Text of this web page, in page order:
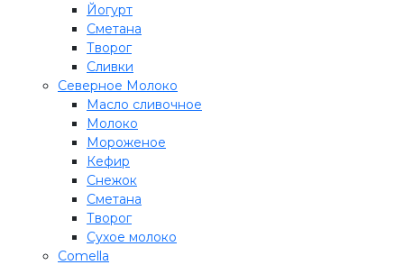
Йогурт
Сметана
Творог
Сливки
Северное Молоко
Масло сливочное
Молоко
Мороженое
Кефир
Снежок
Сметана
Творог
Сухое молоко
Comеlla